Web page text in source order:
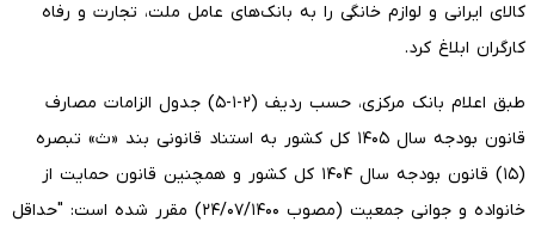
کالای ایرانی و لوازم خانگی را به بانک‌های عامل ملت، تجارت و رفاه
کارگران ابلاغ کرد.
طبق اعلام بانک مرکزی، حسب ردیف (۲‌‌‌‌‌‌‌‌‌‌‌‌‌‌‌‌‌‌‌‌‌‌‌‌‌‌‌‌‌‌‌‌‌‌‌‌‌‌‌‌‌‌‌‌‌‌‌‌-۱‌‌‌‌‌‌‌‌‌‌‌‌‌‌‌‌‌‌‌‌‌‌‌‌‌‌‌‌‌‌‌‌‌‌‌‌‌‌‌‌‌‌‌‌‌‌‌‌-۵) جدول الزامات مصارف
قانون بودجه سال ۱۴۰۵ کل کشور به استناد قانونی بند «ث» تبصره
(۱۵) قانون بودجه سال ۱۴۰۴ کل کشور و همچنین قانون حمایت از
خانواده و جوانی جمعیت (مصوب ۲۴‌‌‌‌‌‌‌‌‌‌‌‌‌‌‌‌/۰۷‌‌‌‌‌‌‌‌‌‌‌‌‌‌‌‌/۱۴۰۰) مقرر شده است: "حداقل